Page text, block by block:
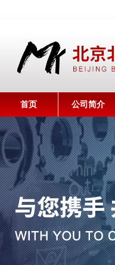
首页 公司简介